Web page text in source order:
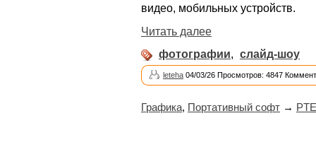
видео, мобильных устройств.
Читать далее
фотографии, слайд-шоу
leteha 04/03/26 Просмотров: 4847
Графика, Портативный софт →